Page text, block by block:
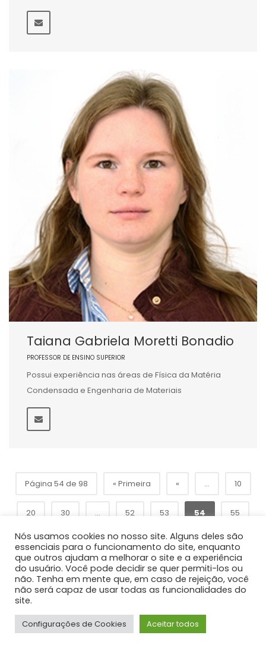
Taiana Gabriela Moretti Bonadio
PROFESSOR DE ENSINO SUPERIOR
Possui experiência nas áreas de Física da Matéria
Condensada e Engenharia de Materiais
Página 54 de 98 « Primeira « ... 10
20 30 ... 52 53 54 55
56 ... 60 70 80 ... »
Última »
Nós usamos cookies no nosso site. Alguns deles são
essenciais para o funcionamento do site, enquanto
que outros ajudam a melhorar o site e a experiência
do usuário. Você pode decidir se quer permiti-los ou
não. Tenha em mente que, em caso de rejeição, você
não será capaz de usar todas as funcionalidades do
site.
Configurações de Cookies Aceitar todos